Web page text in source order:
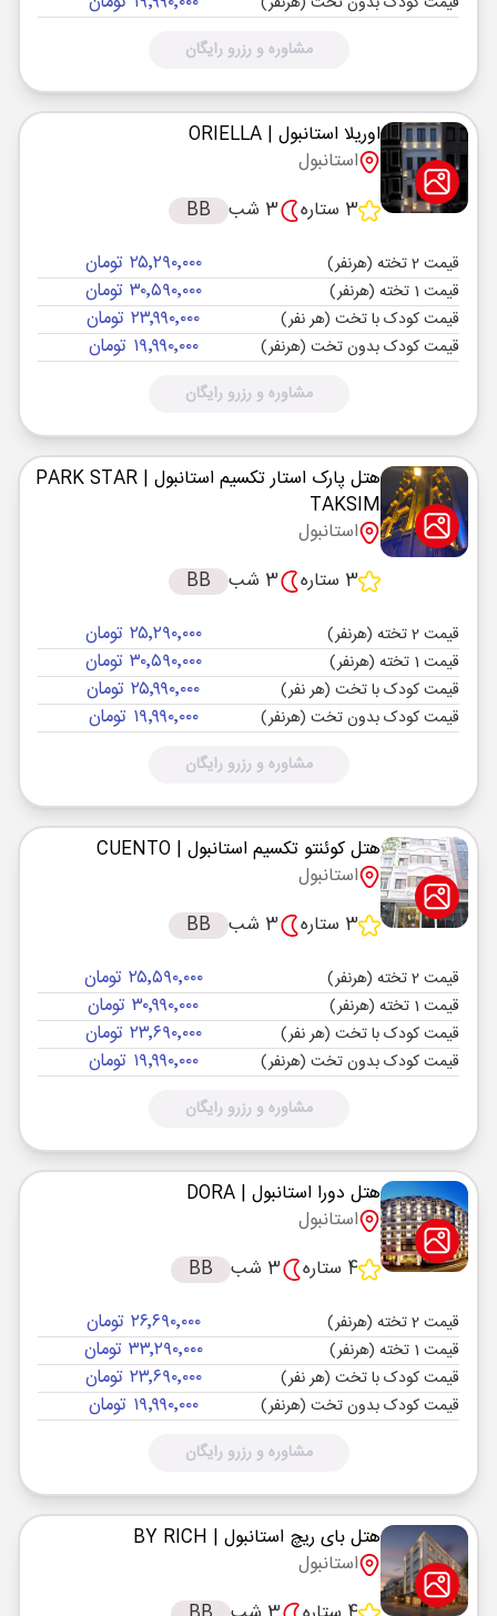
مشاوره و رزرو رایگان
اوریلا استانبول | ORIELLA
استانبول
3 ستاره
3 شب BB
قیمت 2 تخته (هرنفر) ۲۵٬۲۹۰٬۰۰۰ تومان
قیمت 1 تخته (هرنفر) ۳۰٬۵۹۰٬۰۰۰ تومان
قیمت کودک با تخت (هر نفر) ۲۳٬۹۹۰٬۰۰۰ تومان
قیمت کودک بدون تخت (هرنفر) ۱۹٬۹۹۰٬۰۰۰ تومان
مشاوره و رزرو رایگان
هتل پارک استار تکسیم استانبول | PARK STAR
TAKSIM
استانبول
3 ستاره
3 شب BB
قیمت 2 تخته (هرنفر) ۲۵٬۲۹۰٬۰۰۰ تومان
قیمت 1 تخته (هرنفر) ۳۰٬۵۹۰٬۰۰۰ تومان
قیمت کودک با تخت (هر نفر) ۲۵٬۹۹۰٬۰۰۰ تومان
قیمت کودک بدون تخت (هرنفر) ۱۹٬۹۹۰٬۰۰۰ تومان
مشاوره و رزرو رایگان
هتل کوئنتو تکسیم استانبول | CUENTO
استانبول
3 ستاره
3 شب BB
قیمت 2 تخته (هرنفر) ۲۵٬۵۹۰٬۰۰۰ تومان
قیمت 1 تخته (هرنفر) ۳۰٬۹۹۰٬۰۰۰ تومان
قیمت کودک با تخت (هر نفر) ۲۳٬۶۹۰٬۰۰۰ تومان
قیمت کودک بدون تخت (هرنفر) ۱۹٬۹۹۰٬۰۰۰ تومان
مشاوره و رزرو رایگان
هتل دورا استانبول | DORA
استانبول
4 ستاره
3 شب BB
قیمت 2 تخته (هرنفر) ۲۶٬۶۹۰٬۰۰۰ تومان
قیمت 1 تخته (هرنفر) ۳۳٬۲۹۰٬۰۰۰ تومان
قیمت کودک با تخت (هر نفر) ۲۳٬۶۹۰٬۰۰۰ تومان
قیمت کودک بدون تخت (هرنفر) ۱۹٬۹۹۰٬۰۰۰ تومان
مشاوره و رزرو رایگان
هتل بای ریچ استانبول | BY RICH
استانبول